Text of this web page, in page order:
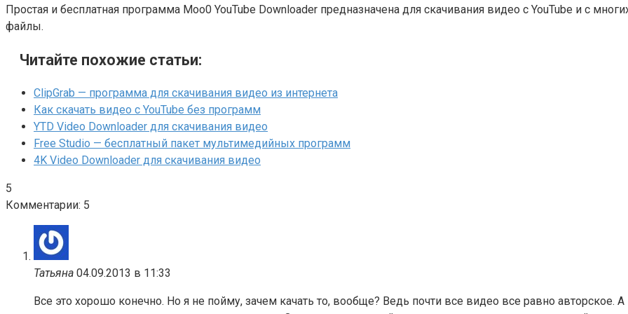
Простая и бесплатная программа Moo0 YouTube Downloader предназначена для скачивания видео с YouTube и с
файлы.
Читайте похожие статьи:
ClipGrab — программа для скачивания видео из интернета
Как скачать видео с YouTube без программ
YTD Video Downloader для скачивания видео
Free Studio — бесплатный пакет мультимедийных программ
4K Video Downloader для скачивания видео
5
Комментарии: 5
Татьяна 04.09.2013 в 11:33
Все это хорошо конечно. Но я не пойму, зачем качать то, вообще? Ведь почти все видео все равно